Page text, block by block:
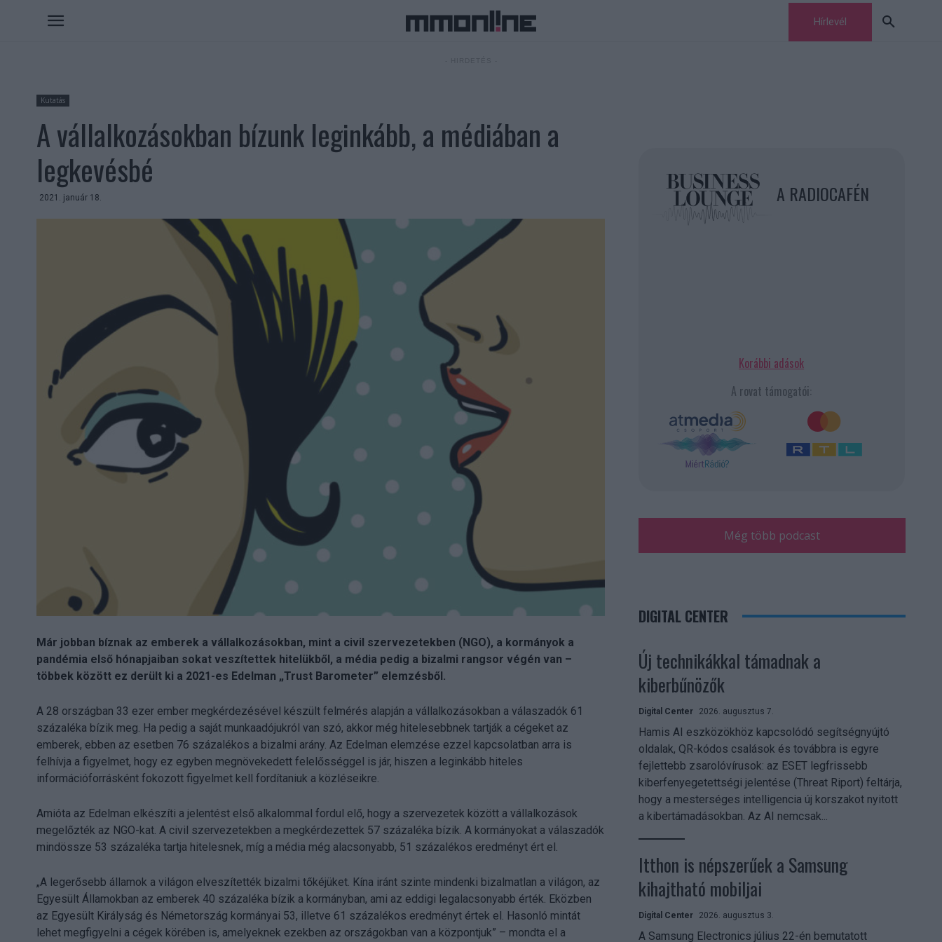
Hírlevél
Kutatás
A vállalkozásokban bízunk leginkább, a médiában a
legkevésbé
2021. január 18.
Már jobban bíznak az emberek a vállalkozásokban, mint a civil szervezetekben (NGO), a kormányok a
pandémia első hónapjaiban sokat veszítettek hitelükből, a média pedig a bizalmi rangsor végén van –
többek között ez derült ki a 2021-es Edelman „Trust Barometer” elemzésből.
A 28 országban 33 ezer ember megkérdezésével készült felmérés alapján a vállalkozásokban a válaszadók 61
százaléka bízik meg. Ha pedig a saját munkaadójukról van szó, akkor még hitelesebbnek tartják a cégeket az
emberek, ebben az esetben 76 százalékos a bizalmi arány. Az Edelman elemzése ezzel kapcsolatban arra is
felhívja a figyelmet, hogy ez egyben megnövekedett felelősséggel is jár, hiszen a leginkább hiteles
információforrásként fokozott figyelmet kell fordítaniuk a közléseikre.
Amióta az Edelman elkészíti a jelentést első alkalommal fordul elő, hogy a szervezetek között a vállalkozások
megelőzték az NGO-kat. A civil szervezetekben a megkérdezettek 57 százaléka bízik. A kormányokat a válaszadók
mindössze 53 százaléka tartja hitelesnek, míg a média még alacsonyabb, 51 százalékos eredményt ért el.
„A legerősebb államok a világon elveszítették bizalmi tőkéjüket. Kína iránt szinte mindenki bizalmatlan a világon, az
Egyesült Államokban az emberek 40 százaléka bízik a kormányban, ami az eddigi legalacsonyabb érték. Eközben
az Egyesült Királyság és Németország kormányai 53, illetve 61 százalékos eredményt értek el. Hasonló mintát
lehet megfigyelni a cégek körében is, amelyeknek ezekben az országokban van a központjuk” – mondta el a
A RADIOCAFÉN
Korábbi adások
A rovat támogatói:
Még több podcast
DIGITAL CENTER
Új technikákkal támadnak a
kiberbűnözők
Digital Center 2026. augusztus 7.
Hamis AI eszközökhöz kapcsolódó segítségnyújtó
oldalak, QR-kódos csalások és továbbra is egyre
fejlettebb zsarolóvírusok: az ESET legfrissebb
kiberfenyegetettségi jelentése (Threat Riport) feltárja,
hogy a mesterséges intelligencia új korszakot nyitott
a kibertámadásokban. Az AI nemcsak...
Itthon is népszerűek a Samsung
kihajtható mobiljai
Digital Center 2026. augusztus 3.
A Samsung Electronics július 22-én bemutatott